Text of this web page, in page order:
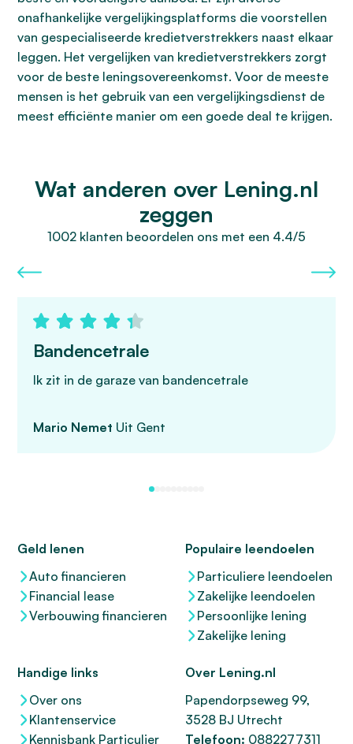
onafhankelijke vergelijkingsplatforms die voorstellen
van gespecialiseerde kredietverstrekkers naast elkaar
leggen. Het vergelijken van kredietverstrekkers zorgt
voor de beste leningsovereenkomst. Voor de meeste
mensen is het gebruik van een vergelijkingsdienst de
meest efficiënte manier om een goede deal te krijgen.
Wat anderen over Lening.nl
zeggen
1002 klanten beoordelen ons met een 4.4/5
Bandencetrale
Ik zit in de garaze van bandencetrale
Mario Nemet Uit Gent
Geld lenen
Auto financieren
Financial lease
Verbouwing financieren
Populaire leendoelen
Particuliere leendoelen
Zakelijke leendoelen
Persoonlijke lening
Zakelijke lening
Handige links
Over ons
Klantenservice
Kennisbank Particulier
Over Lening.nl
Papendorpseweg 99,
3528 BJ Utrecht
Telefoon: 0882277311